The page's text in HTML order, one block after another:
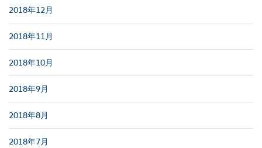
2018年12月
2018年11月
2018年10月
2018年9月
2018年8月
2018年7月